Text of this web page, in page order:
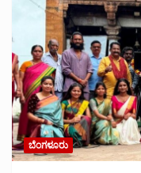
ಬೆಂಗಳೂರು